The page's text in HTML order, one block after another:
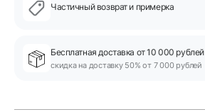
Частичный возврат и примерка
Бесплатная доставка от 10 000 рублей
скидка на доставку 50% от 7 000 рублей